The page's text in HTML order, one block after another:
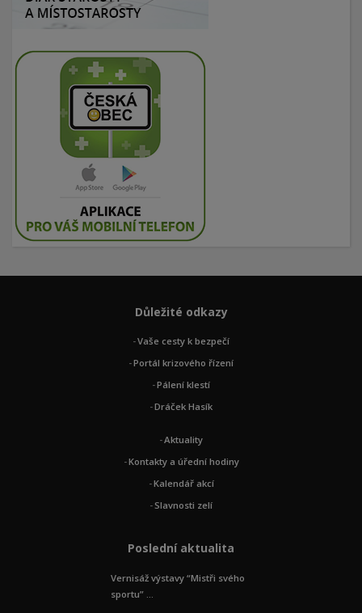
Důležité odkazy
Vaše cesty k bezpečí
Portál krizového řízení
Pálení klestí
Dráček Hasík
Aktuality
Kontakty a úřední hodiny
Kalendář akcí
Slavnosti zelí
Poslední aktualita
Vernisáž výstavy “Mistři svého
sportu” ...